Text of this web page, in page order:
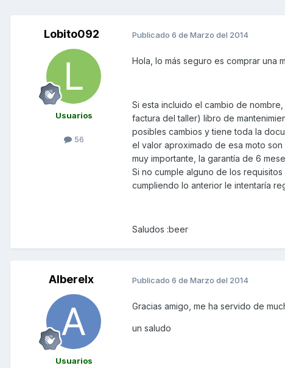
Lobito092
Usuarios
56
Publicado 6 de Marzo del 2014
Hola, lo más seguro es comprar una
Si esta incluido el cambio de
factura del taller) libro de
posibles cambios y tiene toda la
el valor aproximado de esa moto
muy importante, la garantía de 6
Si no cumple alguno de los
cumpliendo lo anterior le intentaría
Saludos :beer
Alberelx
Usuarios
Publicado 6 de Marzo del 2014
Gracias amigo, me ha servido de
un saludo